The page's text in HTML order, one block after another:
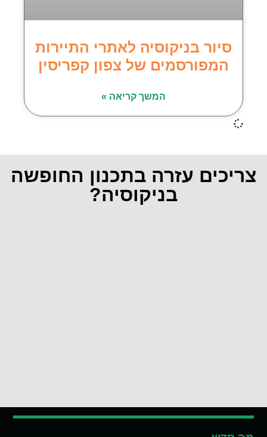
סיור בניקוסיה לאתרי התיירות
המפורסמים של צפון קפריסין
המשך קריאה »
צריכים עזרה בתכנון החופשה
בניקוסיה?